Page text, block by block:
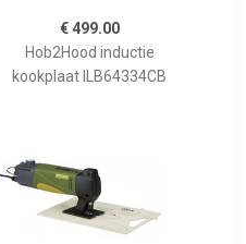
€ 499.00
Hob2Hood inductie
kookplaat ILB64334CB